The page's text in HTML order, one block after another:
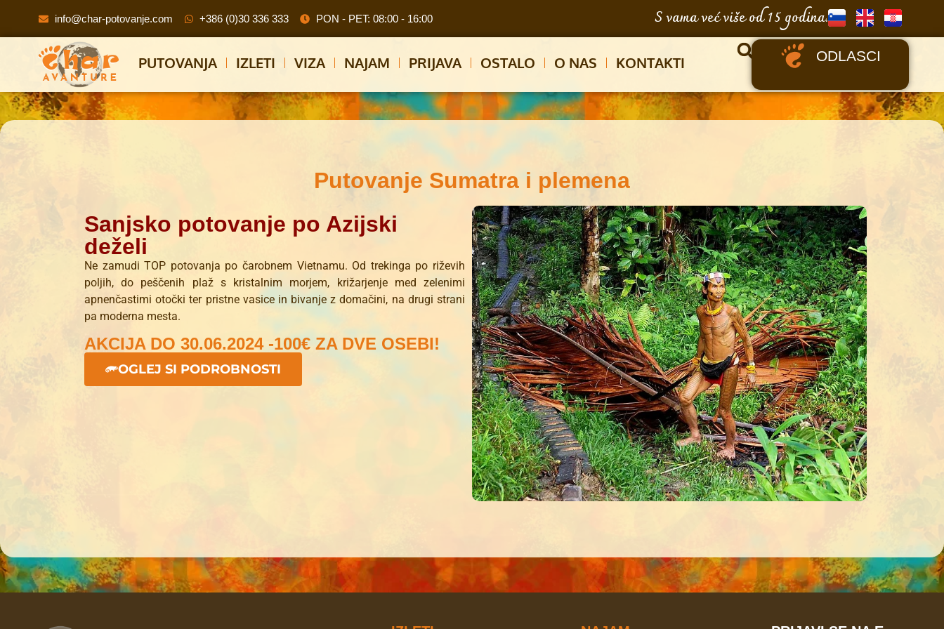
info@char-potovanje.com +386 (0)30 336 333 PON - PET: 08:00 - 16:00 S vama već više od 15 godina.
PUTOVANJA IZLETI VIZA NAJAM PRIJAVA OSTALO O NAS KONTAKTI ODLASCI
Putovanje Sumatra i plemena
Sanjsko potovanje po Azijski
deželi
Ne zamudi TOP potovanja po čarobnem Vietnamu. Od trekinga po riževih
poljih, do peščenih plaž s kristalnim morjem, križarjenje med zelenimi
apnenčastimi otočki ter pristne vasice in bivanje z domačini, na drugi strani
pa moderna mesta.
AKCIJA DO 30.06.2024 -100€ ZA DVE OSEBI!
OGLEJ SI PODROBNOSTI